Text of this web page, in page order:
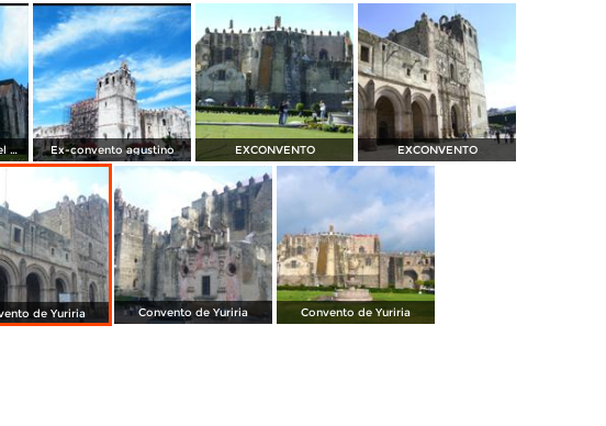
Postal de yuriria para el mundo. Ex-convento agustino EXCONVENTO EXCONVENTO
de Yuriria Convento de Yuriria Convento de Yuriria